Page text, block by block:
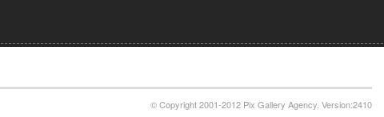
© Copyright 2001-2012 Pix Gallery Agency. Version:2410